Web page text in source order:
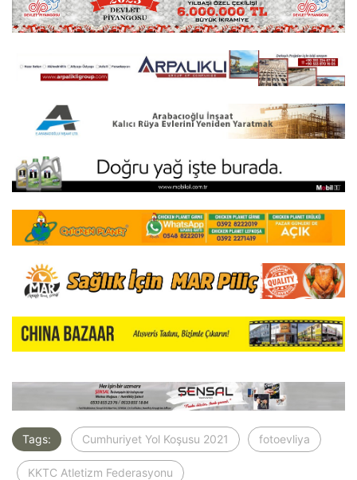
Tags: Cumhuriyet Yol Koşusu 2021 fotoevliya
KKTC Atletizm Federasyonu